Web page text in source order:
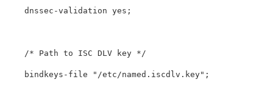
    dnssec-validation yes;
    /* Path to ISC DLV key */
    bindkeys-file "/etc/named.iscdlv.key";